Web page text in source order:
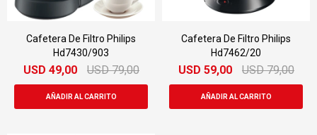
Cafetera De Filtro Philips
Hd7430/903
USD 49,00 USD 79,00
Cafetera De Filtro Philips
Hd7462/20
USD 59,00 USD 79,00